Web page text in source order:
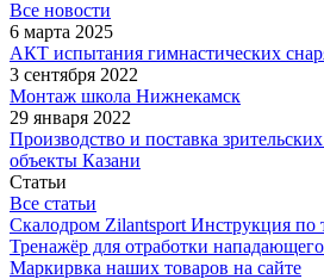
Все новости
6 марта 2025
АКТ испытания гимнастических
3 сентября 2022
Монтаж школа Нижнекамск
29 января 2022
Производство и поставка
объекты Казани
Статьи
Все статьи
Скалодром Zilantsport Инструкция по
Тренажёр для отработки
Маркирвка наших товаров на сайте